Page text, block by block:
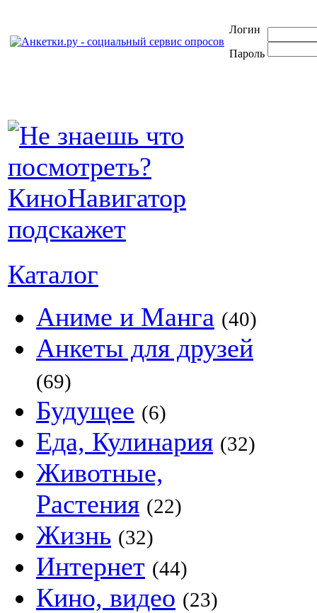
Логин
Пароль
Каталог
Аниме и Манга (40)
Анкеты для друзей
(69)
Будущее (6)
Еда, Кулинария (32)
Животные,
Растения (22)
Жизнь (32)
Интернет (44)
Кино, видео (23)